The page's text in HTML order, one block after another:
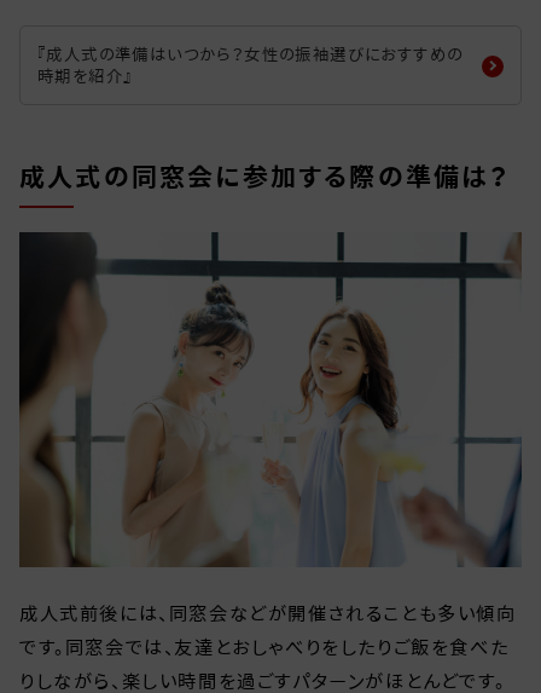
『成人式の準備はいつから？女性の振袖選びにおすすめの
時期を紹介』
成人式の同窓会に参加する際の準備は？
成人式前後には、同窓会などが開催されることも多い傾向
です。同窓会では、友達とおしゃべりをしたりご飯を食べた
りしながら、楽しい時間を過ごすパターンがほとんどです。